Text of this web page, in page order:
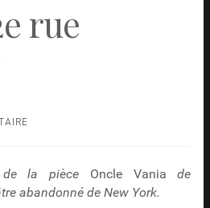
rue
de la pièce Oncle Vania de
abandonné de New York.